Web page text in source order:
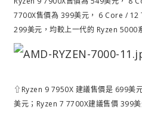
7700X售價為 399美元， 6 Core /
299美元，均較上一代的 Ryzen 5000
⇧Ryzen 9 7950X 建議售價是 699美
美元；Ryzen 7 7700X建議售價 399